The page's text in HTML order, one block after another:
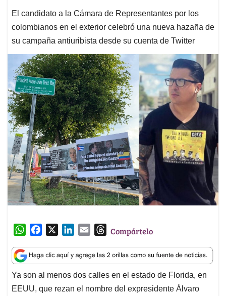
El candidato a la Cámara de Representantes por los
colombianos en el exterior celebró una nueva hazaña de
su campaña antiuribista desde su cuenta de Twitter
W
a
t
s
A
c
e
b
o
n
k
e
d
a
i
l
T
r
e
a
d
Compártelo
Ya son al menos dos calles en el estado de Florida, en
EEUU, que rezan el nombre del expresidente Álvaro